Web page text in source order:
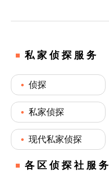
私家侦探服务
侦探
私家侦探
现代私家侦探
各区侦探社服务